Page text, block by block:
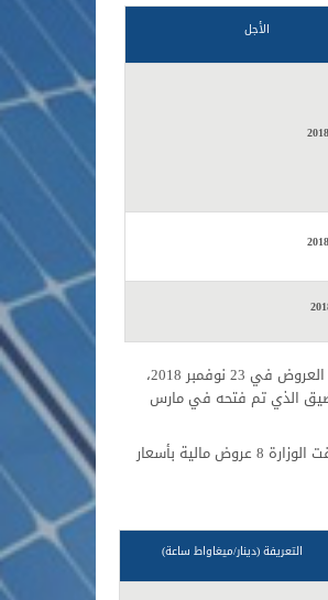
الأجل
2018
2018
في 19 جويلية 2019، تلقت الوزارة 58 عرضًا منها 38 للطاقة الفولطاضوئية و20 لطاقة الرياح. وقد تم نشر نتيجة تقييم العروض في 23 نوفمبر 2018،
في طلب العروض المضيق الذي تم فتحه في مارس
إثر انقضاء الأجل النهائي لتقديم العروض في 19 جويلية 2019 بالنسبة لـ 500 ميغاواط طاقة شمسية فولطاضوئية، تلقت الوزارة 8 عروض مالية بأسعار
التعريفة (دينار/ميغاواط ساعة)